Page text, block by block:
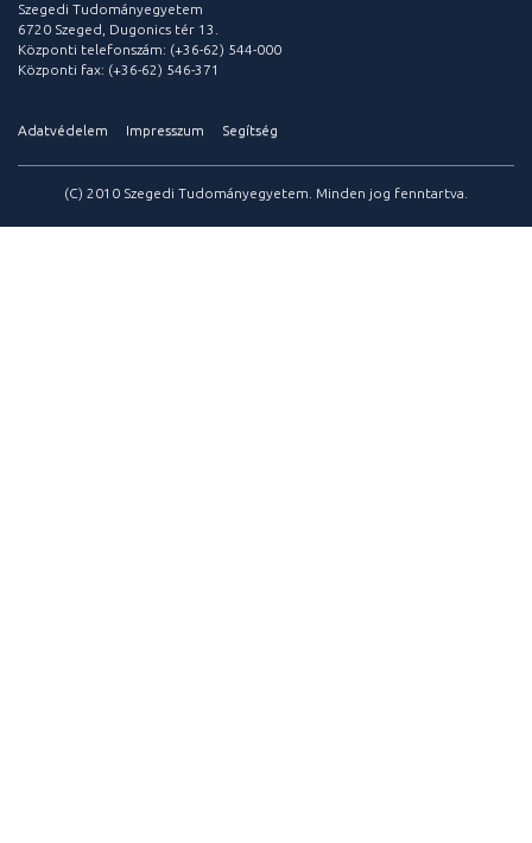
Szegedi Tudományegyetem
6720 Szeged, Dugonics tér 13.
Központi telefonszám: (+36-62) 544-000
Központi fax: (+36-62) 546-371
Adatvédelem Impresszum Segítség
(C) 2010 Szegedi Tudományegyetem. Minden jog fenntartva.